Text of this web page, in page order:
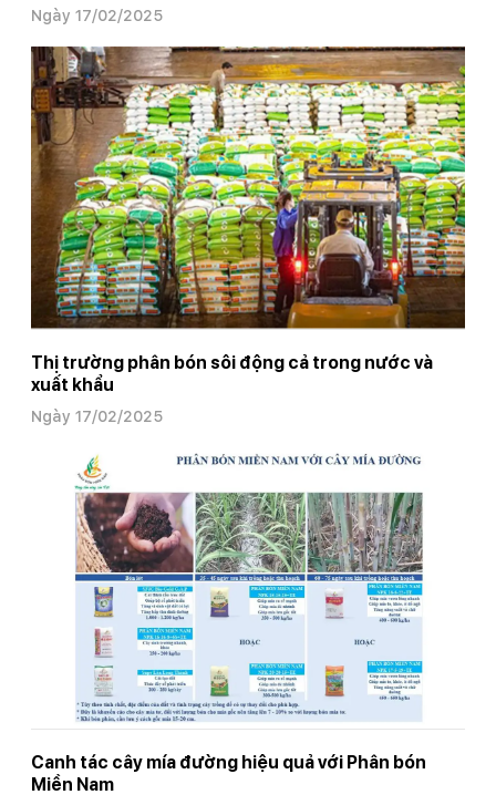
Ngày 17/02/2025
Thị trường phân bón sôi động cả trong nước và
xuất khẩu
Ngày 17/02/2025
Canh tác cây mía đường hiệu quả với Phân bón
Miền Nam